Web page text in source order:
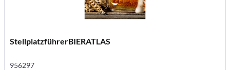
StellplatzführerBIERATLAS
956297